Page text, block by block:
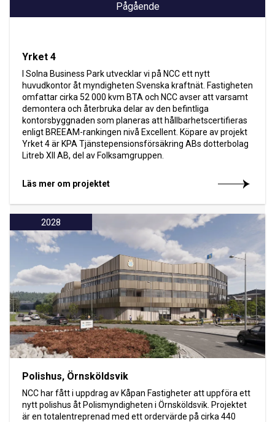
Pågående
Yrket 4
I Solna Business Park utvecklar vi på NCC ett nytt
huvudkontor åt myndigheten Svenska kraftnät. Fastigheten
omfattar cirka 52 000 kvm BTA och NCC avser att varsamt
demontera och återbruka delar av den befintliga
kontorsbyggnaden som planeras att hållbarhetscertifieras
enligt BREEAM-rankingen nivå Excellent. Köpare av projekt
Yrket 4 är KPA Tjänstepensionsförsäkring ABs dotterbolag
Litreb XII AB, del av Folksamgruppen.
Läs mer om projektet
2028
Polishus, Örnsköldsvik
NCC har fått i uppdrag av Kåpan Fastigheter att uppföra ett
nytt polishus åt Polismyndigheten i Örnsköldsvik. Projektet
är en totalentreprenad med ett ordervärde på cirka 440